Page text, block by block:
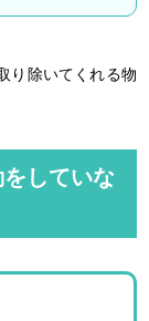
り除いてくれる物
していな